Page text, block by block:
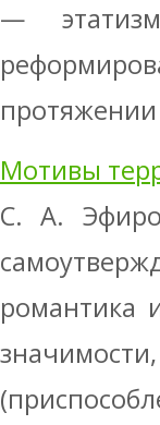
—
протяжении
Мотивы
С. А.
романтика